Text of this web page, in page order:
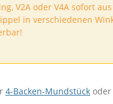
V2A oder V4A sofort
in verschiedenen
4-Backen-Mundstück